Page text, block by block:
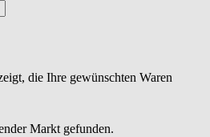
die Ihre gewünschten Waren
Markt gefunden.